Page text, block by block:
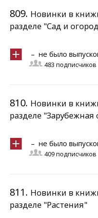
809. Новинки в
разделе "Сад и
– не было
483 подписчиков
810. Новинки в
разделе "Зарубежная
– не было
409 подписчиков
811. Новинки в
разделе "Растения"